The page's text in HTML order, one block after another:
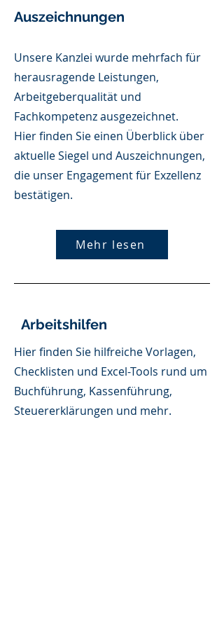
Auszeichnungen
Unsere Kanzlei wurde mehrfach für
herausragende Leistungen,
Arbeitgeberqualität und
Fachkompetenz ausgezeichnet.
Hier finden Sie einen Überblick über
aktuelle Siegel und Auszeichnungen,
die unser Engagement für Exzellenz
bestätigen.
Mehr lesen
Arbeitshilfen
Hier finden Sie hilfreiche Vorlagen,
Checklisten und Excel-Tools rund um
Buchführung, Kassenführung,
Steuererklärungen und mehr.